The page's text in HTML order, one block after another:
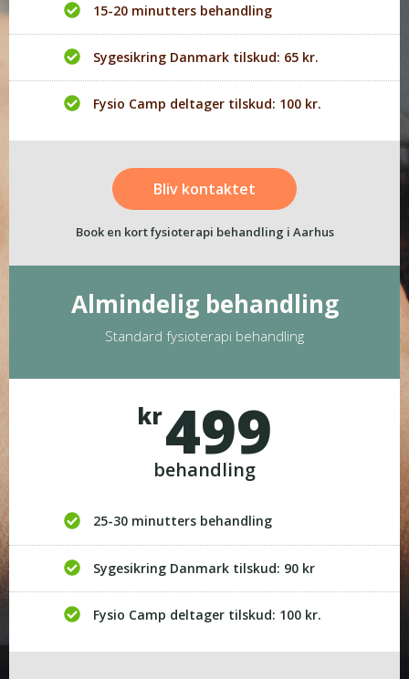
15-20 minutters behandling
Sygesikring Danmark tilskud: 65 kr.
Fysio Camp deltager tilskud: 100 kr.
Bliv kontaktet
Book en kort fysioterapi behandling i Aarhus
Almindelig behandling
Standard fysioterapi behandling
kr499
behandling
25-30 minutters behandling
Sygesikring Danmark tilskud: 90 kr
Fysio Camp deltager tilskud: 100 kr.